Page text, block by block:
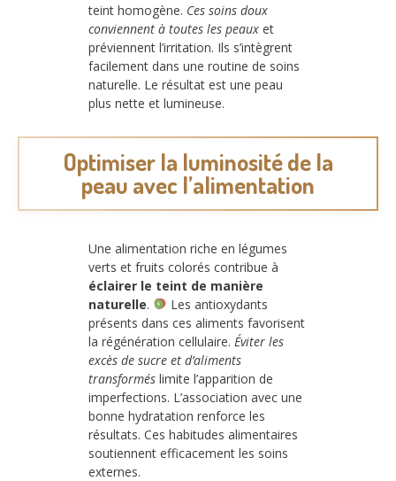
teint homogène. Ces soins doux
conviennent à toutes les peaux et
préviennent l’irritation. Ils s’intègrent
facilement dans une routine de soins
naturelle. Le résultat est une peau
plus nette et lumineuse.
Optimiser la luminosité de la
peau avec l’alimentation
Une alimentation riche en légumes
verts et fruits colorés contribue à
éclairer le teint de manière
naturelle.
Les antioxydants
présents dans ces aliments favorisent
la régénération cellulaire. Éviter les
excès de sucre et d’aliments
transformés limite l’apparition de
imperfections. L’association avec une
bonne hydratation renforce les
résultats. Ces habitudes alimentaires
soutiennent efficacement les soins
externes.